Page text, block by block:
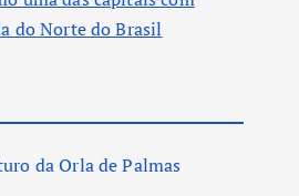
do Norte do Brasil
da Orla de Palmas